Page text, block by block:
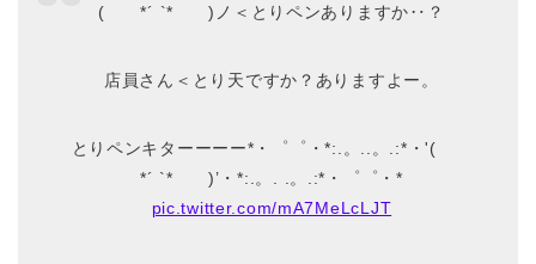
( *´ `* )ノ＜とりペンありますか‥？
店員さん＜とり天ですか？ありますよー。
とりペンキターーーー*・゜゜・*:.。..。.:*・'(
*´ `* )’・*:.。. .。.:*・゜゜・*
pic.twitter.com/mA7MeLcLJT